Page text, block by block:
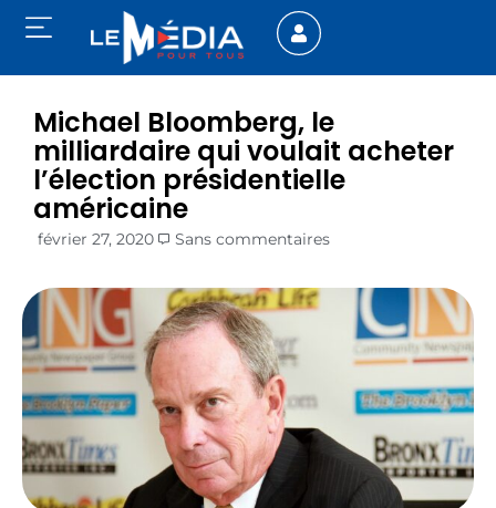
Michael Bloomberg, le
milliardaire qui voulait acheter
l’élection présidentielle
américaine
février 27, 2020 Sans commentaires